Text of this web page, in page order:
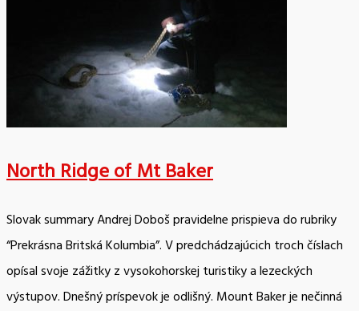
North Ridge of Mt Baker
Slovak summary Andrej Doboš pravidelne prispieva do rubriky
“Prekrásna Britská Kolumbia”. V predchádzajúcich troch číslach
opísal svoje zážitky z vysokohorskej turistiky a lezeckých
výstupov. Dnešný príspevok je odlišný. Mount Baker je nečinná